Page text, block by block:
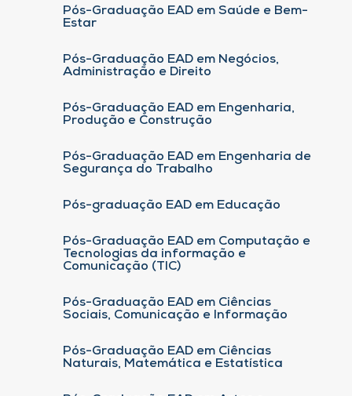
Pós-Graduação EAD em Saúde e Bem-
Estar
Pós-Graduação EAD em Negócios,
Administração e Direito
Pós-Graduação EAD em Engenharia,
Produção e Construção
Pós-Graduação EAD em Engenharia de
Segurança do Trabalho
Pós-graduação EAD em Educação
Pós-Graduação EAD em Computação e
Tecnologias da informação e
Comunicação (TIC)
Pós-Graduação EAD em Ciências
Sociais, Comunicação e Informação
Pós-Graduação EAD em Ciências
Naturais, Matemática e Estatística